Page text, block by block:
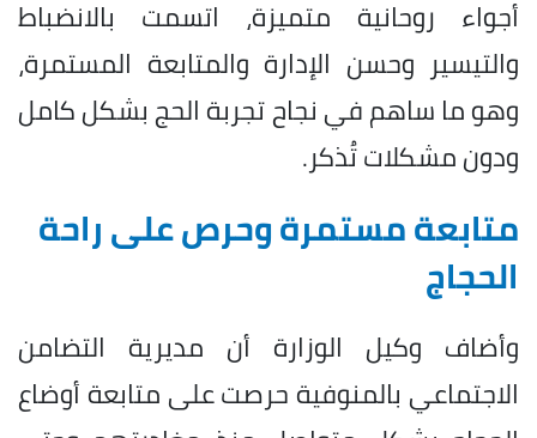
أجواء روحانية متميزة، اتسمت بالانضباط
والتيسير وحسن الإدارة والمتابعة المستمرة،
وهو ما ساهم في نجاح تجربة الحج بشكل كامل
ودون مشكلات تُذكر.
متابعة مستمرة وحرص على راحة
الحجاج
وأضاف وكيل الوزارة أن مديرية التضامن
الاجتماعي بالمنوفية حرصت على متابعة أوضاع